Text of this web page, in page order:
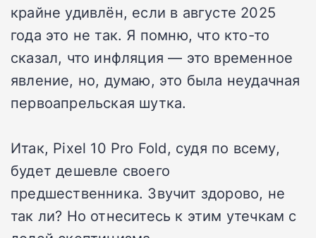
крайне удивлён, если в августе 2025
года это не так. Я помню, что кто-то
сказал, что инфляция — это временное
явление, но, думаю, это была неудачная
первоапрельская шутка.
Итак, Pixel 10 Pro Fold, судя по всему,
будет дешевле своего
предшественника. Звучит здорово, не
так ли? Но отнеситесь к этим утечкам с